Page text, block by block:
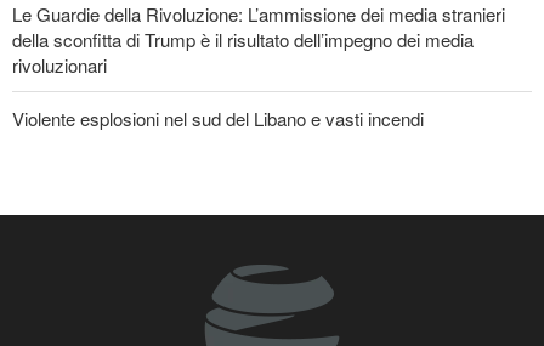
Le Guardie della Rivoluzione: L’ammissione dei media stranieri
della sconfitta di Trump è il risultato dell’impegno dei media
rivoluzionari
Violente esplosioni nel sud del Libano e vasti incendi